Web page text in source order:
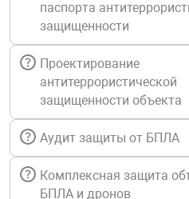
решения
безопасность
паспорта
защищенности
Проектирование
антитеррористической
защищенности объекта
Аудит защиты от БПЛА
Комплексная защита
БПЛА и дронов